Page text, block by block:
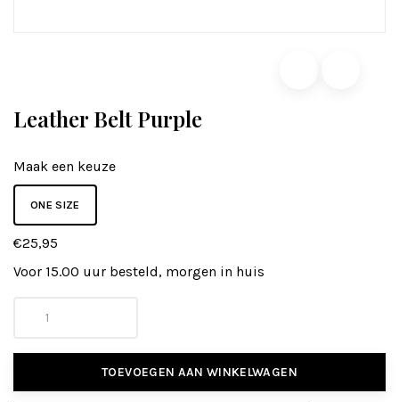
Leather Belt Purple
Maak een keuze
ONE SIZE
€25,95
Voor 15.00 uur besteld, morgen in huis
TOEVOEGEN AAN WINKELWAGEN